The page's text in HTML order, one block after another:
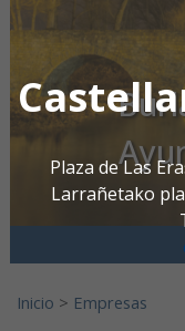
Plaza de Las
Larrañetako
Inicio > Empresas